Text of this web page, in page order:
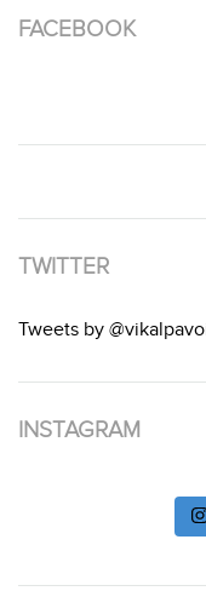
FACEBOOK
TWITTER
Tweets by
INSTAGRAM